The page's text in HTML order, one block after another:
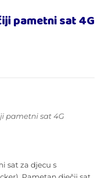
pametni sat 4G
pametni sat 4G
sat za djecu s